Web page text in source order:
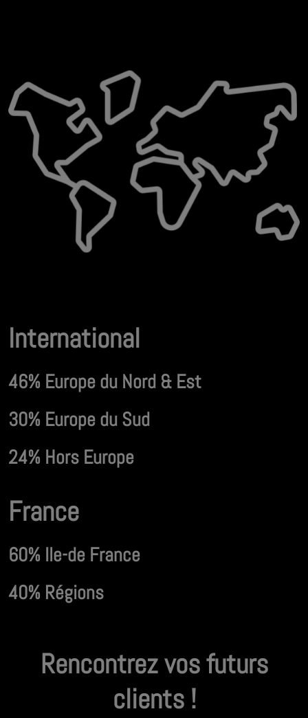
International
46% Europe du Nord & Est
30% Europe du Sud
24% Hors Europe
France
60% Ile-de France
40% Régions
Rencontrez vos futurs
clients !